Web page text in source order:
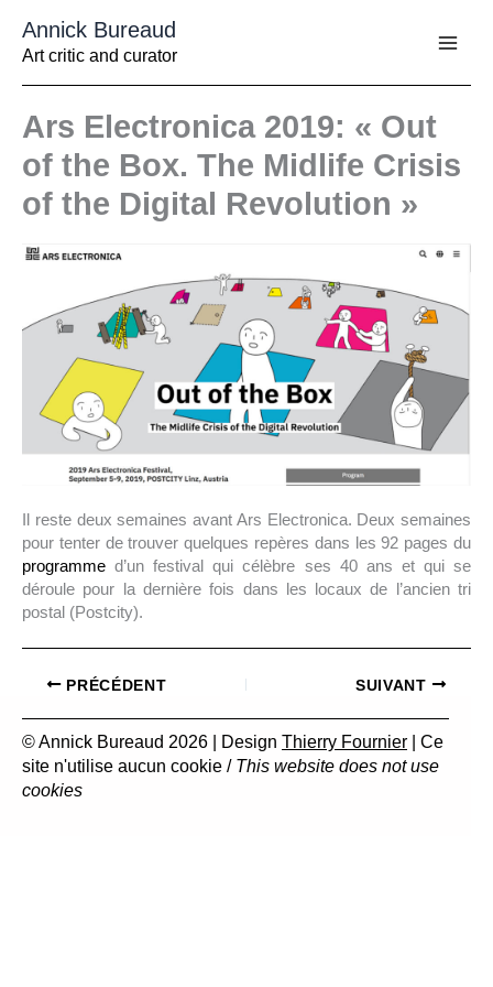
contenu
Annick Bureaud
Art critic and curator
Ars Electronica 2019: « Out
of the Box. The Midlife Crisis
of the Digital Revolution »
Il reste deux semaines avant Ars Electronica. Deux semaines
pour tenter de trouver quelques repères dans les 92 pages du
programmed’un festival qui célèbre ses 40 ans et qui se
déroule pour la dernière fois dans les locaux de l’ancien tri
postal (Postcity).
PRÉCÉDENT SUIVANT
© Annick Bureaud 2026 | Design Thierry Fournier | Ce
site n'utilise aucun cookie / This website does not use
cookies